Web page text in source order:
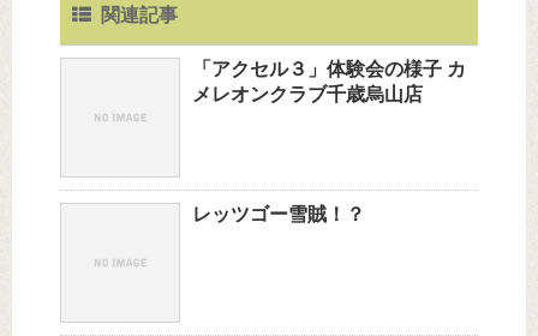
関連記事
「アクセル３」体験会の様子 カ
メレオンクラブ千歳烏山店
レッツゴー雪賊！？